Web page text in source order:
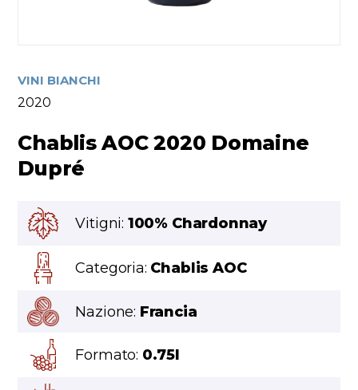
VINI BIANCHI
2020
Chablis AOC 2020 Domaine
Dupré
Vitigni: 100% Chardonnay
Categoria: Chablis AOC
Nazione: Francia
Formato: 0.75l